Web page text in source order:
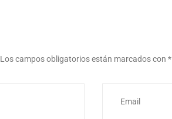
Los campos obligatorios están marcados con *